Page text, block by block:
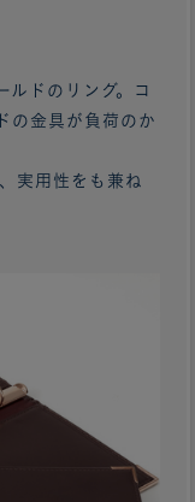
ルドのリング。コ
の金具が負荷のか
実用性をも兼ね